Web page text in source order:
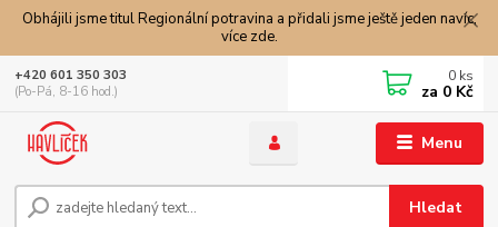
Obhájili jsme titul Regionální potravina a přidali jsme ještě jeden navíc,
více zde.
Menu
Hledat
+420 601 350 303
(Po-Pá, 8-16 hod.)
0 ks
za 0 Kč